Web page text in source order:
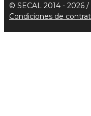
© SECAL 2014 - 2026 /
Condiciones de